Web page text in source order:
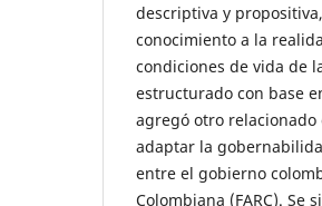
descriptiva y
conocimiento a la
condiciones de vida de
estructurado con base
agregó otro
adaptar la
entre el gobierno
Colombiana (FARC). Se